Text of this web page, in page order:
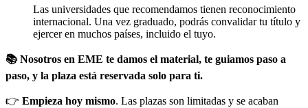
Las universidades que recomendamos tienen reconocimiento
internacional. Una vez graduado, podrás convalidar tu título y
ejercer en muchos países, incluido el tuyo.
📚 Nosotros en EME te damos el material, te guiamos paso a
paso, y la plaza está reservada solo para ti.
👉 Empieza hoy mismo. Las plazas son limitadas y se acaban